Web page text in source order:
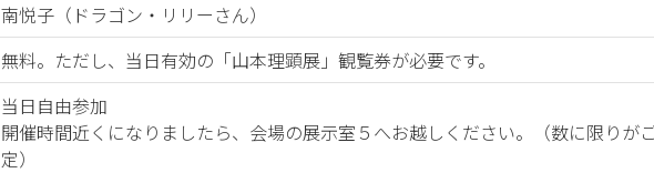
南悦子（ドラゴン・リリーさん）
無料。ただし、当日有効の「山本理顕展」観覧券が必要です。
当日自由参加
開催時間近くになりましたら、会場の展示室５へお越しください。（数に限りが
定）